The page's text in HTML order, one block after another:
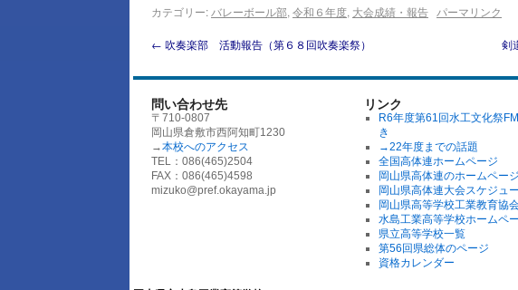
カテゴリー: バレーボール部, 令和６年度, 大会成績・報告 パーマリンク
← 吹奏楽部 活動報告（第６８回吹奏楽祭） 剣
問い合わせ先
〒710-0807
岡山県倉敷市西阿知町1230
→本校へのアクセス
TEL：086(465)2504
FAX：086(465)4598
mizuko@pref.okayama.jp
リンク
R6年度第61回水工文化祭
き
→22年度までの話題
全国高体連ホームページ
岡山県高体連のホームページ
岡山県高体連大会スケジュ
岡山県高等学校工業教育協
水島工業高等学校ホームペ
県立高等学校一覧
第56回県総体のページ
資格カレンダー